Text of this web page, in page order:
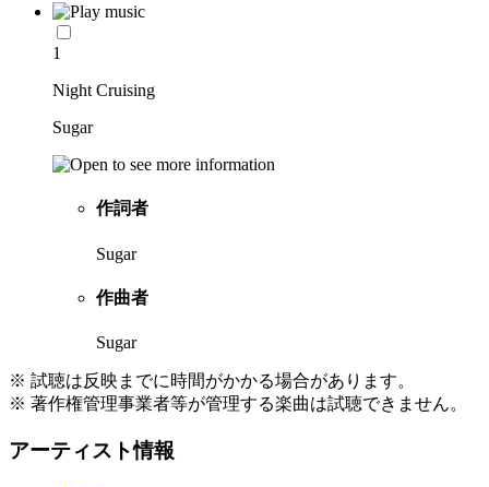
1
Night Cruising
Sugar
作詞者
Sugar
作曲者
Sugar
※ 試聴は反映までに時間がかかる場合があります。
※ 著作権管理事業者等が管理する楽曲は試聴できません。
アーティスト情報